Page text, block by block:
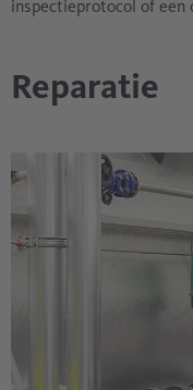
inspectieprotocol of een
Reparatie